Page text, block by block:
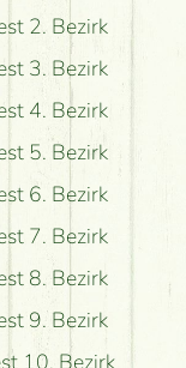
2. Bezirk
3. Bezirk
4. Bezirk
5. Bezirk
6. Bezirk
7. Bezirk
8. Bezirk
9. Bezirk
10. Bezirk